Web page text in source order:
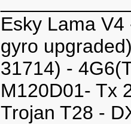
Esky Lama
gyro
31714) -
M120D01- Tx
Trojan T28 -